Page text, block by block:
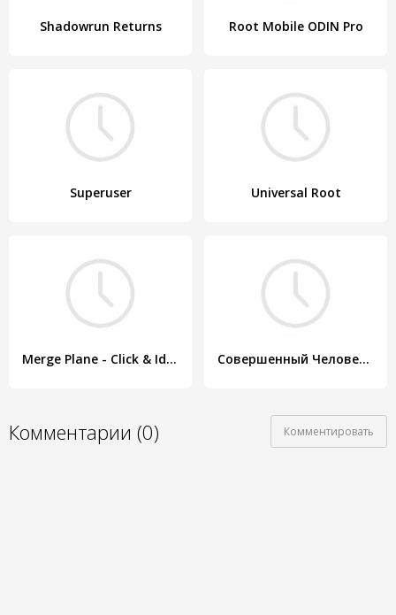
Shadowrun Returns Root Mobile ODIN Pro
Superuser Universal Root
Merge Plane - Click & Idle Tycoon Совершенный Человек-Паук
Комментарии (0) Комментировать